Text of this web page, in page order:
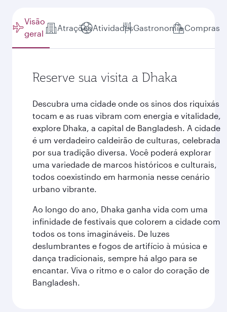
Visão
geral
AtraçõesAtividadesGastronomiaCompras
Reserve sua visita a Dhaka
Descubra uma cidade onde os sinos dos riquixás
tocam e as ruas vibram com energia e vitalidade,
explore Dhaka, a capital de Bangladesh. A cidade
é um verdadeiro caldeirão de culturas, celebrada
por sua tradição diversa. Você poderá explorar
uma variedade de marcos históricos e culturais,
todos coexistindo em harmonia nesse cenário
urbano vibrante.
Ao longo do ano, Dhaka ganha vida com uma
infinidade de festivais que colorem a cidade com
todos os tons imagináveis. De luzes
deslumbrantes e fogos de artifício à música e
dança tradicionais, sempre há algo para se
encantar. Viva o ritmo e o calor do coração de
Bangladesh.